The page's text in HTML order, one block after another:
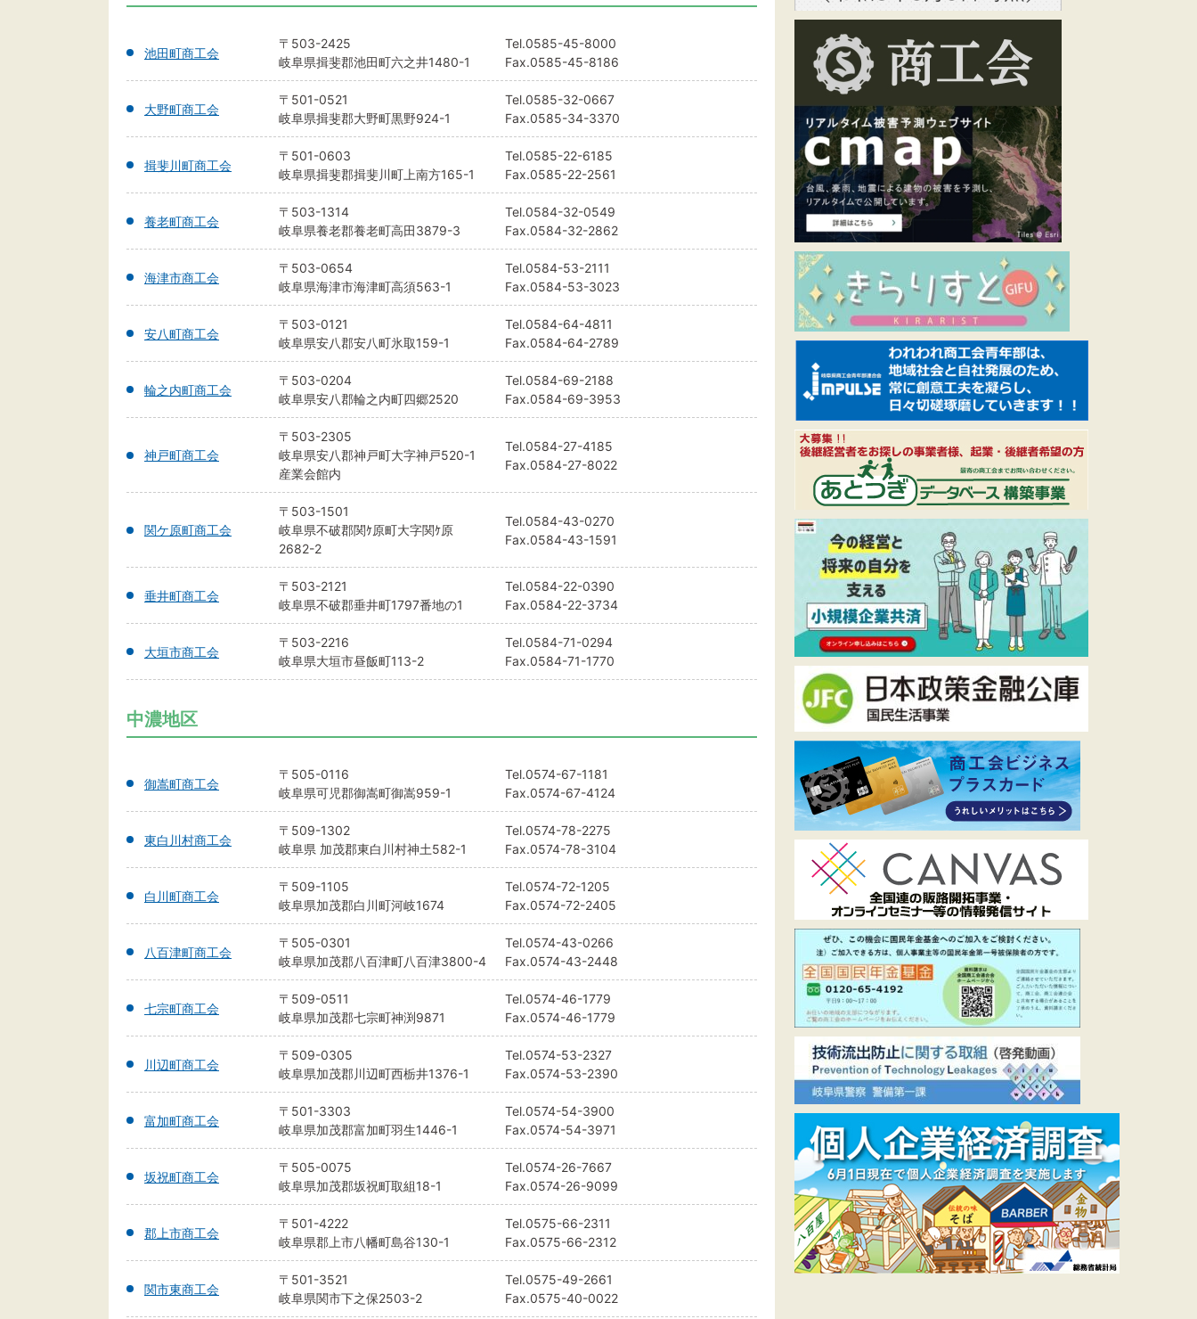
池田町商工会
〒503-2425
岐阜県揖斐郡池田町六之井1480-1
Tel.0585-45-8000
Fax.0585-45-8186
大野町商工会
〒501-0521
岐阜県揖斐郡大野町黒野924-1
Tel.0585-32-0667
Fax.0585-34-3370
揖斐川町商工会
〒501-0603
岐阜県揖斐郡揖斐川町上南方165-1
Tel.0585-22-6185
Fax.0585-22-2561
養老町商工会
〒503-1314
岐阜県養老郡養老町高田3879-3
Tel.0584-32-0549
Fax.0584-32-2862
海津市商工会
〒503-0654
岐阜県海津市海津町高須563-1
Tel.0584-53-2111
Fax.0584-53-3023
安八町商工会
〒503-0121
岐阜県安八郡安八町氷取159-1
Tel.0584-64-4811
Fax.0584-64-2789
輪之内町商工会
〒503-0204
岐阜県安八郡輪之内町四郷2520
Tel.0584-69-2188
Fax.0584-69-3953
神戸町商工会
〒503-2305
岐阜県安八郡神戸町大字神戸520-1
産業会館内
Tel.0584-27-4185
Fax.0584-27-8022
関ケ原町商工会
〒503-1501
岐阜県不破郡関ｹ原町大字関ｹ原
2682-2
Tel.0584-43-0270
Fax.0584-43-1591
垂井町商工会
〒503-2121
岐阜県不破郡垂井町1797番地の1
Tel.0584-22-0390
Fax.0584-22-3734
大垣市商工会
〒503-2216
岐阜県大垣市昼飯町113-2
Tel.0584-71-0294
Fax.0584-71-1770
中濃地区
御嵩町商工会
〒505-0116
岐阜県可児郡御嵩町御嵩959-1
Tel.0574-67-1181
Fax.0574-67-4124
東白川村商工会
〒509-1302
岐阜県 加茂郡東白川村神土582-1
Tel.0574-78-2275
Fax.0574-78-3104
白川町商工会
〒509-1105
岐阜県加茂郡白川町河岐1674
Tel.0574-72-1205
Fax.0574-72-2405
八百津町商工会
〒505-0301
岐阜県加茂郡八百津町八百津3800-4
Tel.0574-43-0266
Fax.0574-43-2448
七宗町商工会
〒509-0511
岐阜県加茂郡七宗町神渕9871
Tel.0574-46-1779
Fax.0574-46-1779
川辺町商工会
〒509-0305
岐阜県加茂郡川辺町西栃井1376-1
Tel.0574-53-2327
Fax.0574-53-2390
富加町商工会
〒501-3303
岐阜県加茂郡富加町羽生1446-1
Tel.0574-54-3900
Fax.0574-54-3971
坂祝町商工会
〒505-0075
岐阜県加茂郡坂祝町取組18-1
Tel.0574-26-7667
Fax.0574-26-9099
郡上市商工会
〒501-4222
岐阜県郡上市八幡町島谷130-1
Tel.0575-66-2311
Fax.0575-66-2312
関市東商工会
〒501-3521
岐阜県関市下之保2503-2
Tel.0575-49-2661
Fax.0575-40-0022